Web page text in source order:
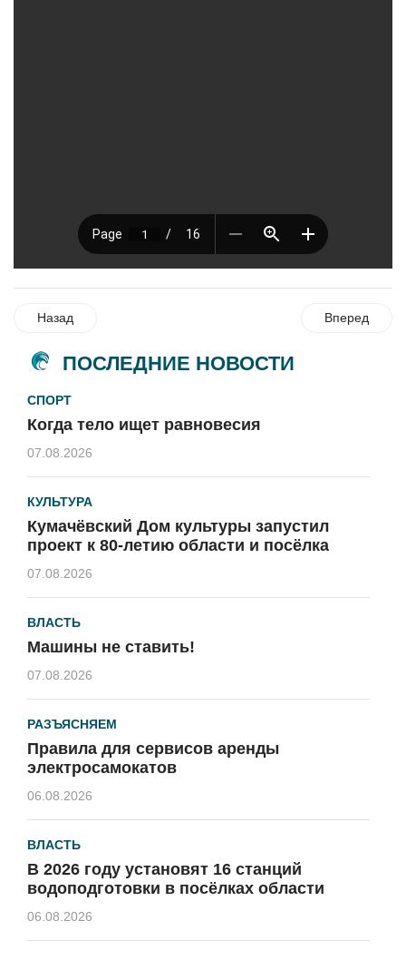
Назад Вперед
ПОСЛЕДНИЕ НОВОСТИ
СПОРТ
Когда тело ищет равновесия
07.08.2026
КУЛЬТУРА
Кумачёвский Дом культуры запустил
проект к 80-летию области и посёлка
07.08.2026
ВЛАСТЬ
Машины не ставить!
07.08.2026
РАЗЪЯСНЯЕМ
Правила для сервисов аренды
электросамокатов
06.08.2026
ВЛАСТЬ
В 2026 году установят 16 станций
водоподготовки в посёлках области
06.08.2026